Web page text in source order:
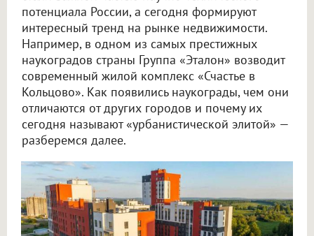
потенциала России, а сегодня формируют
интересный тренд на рынке недвижимости.
Например, в одном из самых престижных
наукоградов страны Группа «Эталон» возводит
современный жилой комплекс «Счастье в
Кольцово». Как появились наукограды, чем они
отличаются от других городов и почему их
сегодня называют «урбанистической элитой» —
разберемся далее.